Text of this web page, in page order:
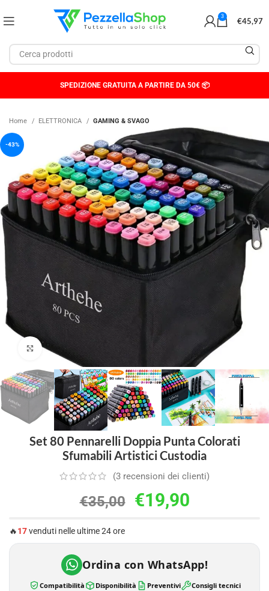
3 €45,97
SPEDIZIONE GRATUITA A PARTIRE DA 50€ 📦
Home ELETTRONICA GAMING & SVAGO
-43%
Clicca per ingrandire
Set 80 Pennarelli Doppia Punta Colorati
Sfumabili Artistici Custodia
(3 recensioni dei clienti)
€35,00 €19,90
🔥17venduti nelle ultime 24 ore
Ordina con WhatsApp!
Compatibilità Disponibilità Preventivi
Consigli tecnici